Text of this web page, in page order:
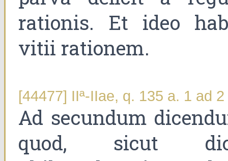
rationis. Et ideo
vitii rationem.
[44477] IIª-IIae, q. 135 a. 1 ad 2
Ad secundum
quod, sicut